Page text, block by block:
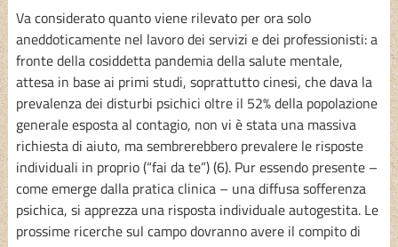
Va considerato quanto viene rilevato per ora solo
aneddoticamente nel lavoro dei servizi e dei professionisti: a
fronte della cosiddetta pandemia della salute mentale,
attesa in base ai primi studi, soprattutto cinesi, che dava la
prevalenza dei disturbi psichici oltre il 52% della popolazione
generale esposta al contagio, non vi è stata una massiva
richiesta di aiuto, ma sembrerebbero prevalere le risposte
individuali in proprio (“fai da te”) (6). Pur essendo presente –
come emerge dalla pratica clinica – una diffusa sofferenza
psichica, si apprezza una risposta individuale autogestita. Le
prossime ricerche sul campo dovranno avere il compito di